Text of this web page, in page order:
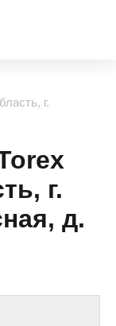
г.
г.
д.